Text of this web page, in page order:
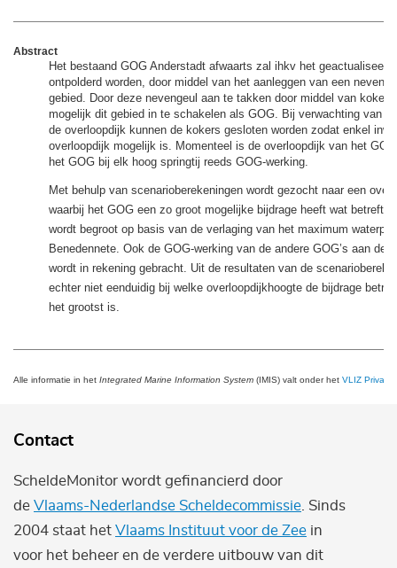
Abstract
Het bestaand GOG Anderstadt afwaarts zal ihkv het
ontpolderd worden, door middel van het aanleggen van een
gebied. Door deze nevengeul aan te takken door middel van
mogelijk dit gebied in te schakelen als GOG. Bij verwachting van
de overloopdijk kunnen de kokers gesloten worden zodat enkel
overloopdijk mogelijk is. Momenteel is de overloopdijk van het
het GOG bij elk hoog springtij reeds GOG-werking.
Met behulp van scenarioberekeningen wordt gezocht naar een
waarbij het GOG een zo groot mogelijke bijdrage heeft wat betreft
wordt begroot op basis van de verlaging van het maximum
Benedennete. Ook de GOG-werking van de andere GOG’s aan de
wordt in rekening gebracht. Uit de resultaten van de
echter niet eenduidig bij welke overloopdijkhoogte de bijdrage
het grootst is.
Alle informatie in het Integrated Marine Information System (IMIS) valt onder het VLIZ Privacy
Contact
ScheldeMonitor wordt gefinancierd door
de Vlaams-Nederlandse Scheldecommissie . Sinds
2004 staat het Vlaams Instituut voor de Zee in
voor het beheer en de verdere uitbouw van dit